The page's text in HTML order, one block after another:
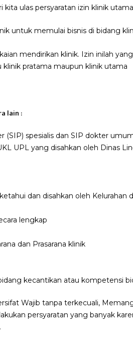
ulas persyaratan izin klinik
untuk memulai bisnis di bidang
mendirikan klinik. Izin inilah
klinik pratama maupun klinik utama
lain :
spesialis dan SIP dokter
UPL yang disahkan oleh Dinas
dan disahkan oleh Kelurahan
lengkap
dan Prasarana klinik
kecantikan atau kompetensi
Wajib tanpa terkecuali,
persyaratan yang banyak